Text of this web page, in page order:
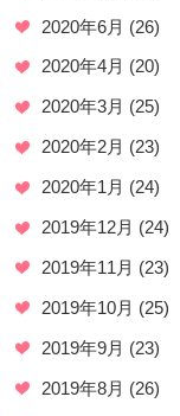
2020年6月 (26)
2020年4月 (20)
2020年3月 (25)
2020年2月 (23)
2020年1月 (24)
2019年12月 (24)
2019年11月 (23)
2019年10月 (25)
2019年9月 (23)
2019年8月 (26)